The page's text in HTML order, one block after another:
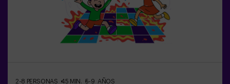
Lava - Modo Combate (para Grupos de 6 a 12 Personas)
¡La competencia está a punto de comenzar con
el Modo Combate de Pulse Up: El Suelo es Lava! 🔥
Divide tu grupo de 6 a 12 personas en dos equipos,
cada uno compitiendo para conseguir la mayor
buildingImportante: Todos los menores de 15 años
2-8 PERSONAS 45 MIN. 5-9 AÑOS